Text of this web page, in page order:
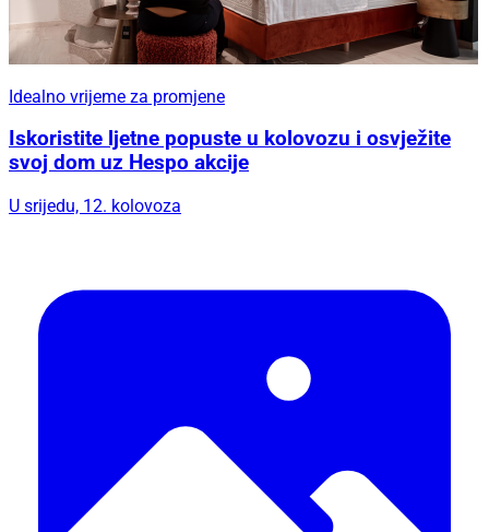
Idealno vrijeme za promjene
Iskoristite ljetne popuste u kolovozu i osvježite
svoj dom uz Hespo akcije
U srijedu, 12. kolovoza